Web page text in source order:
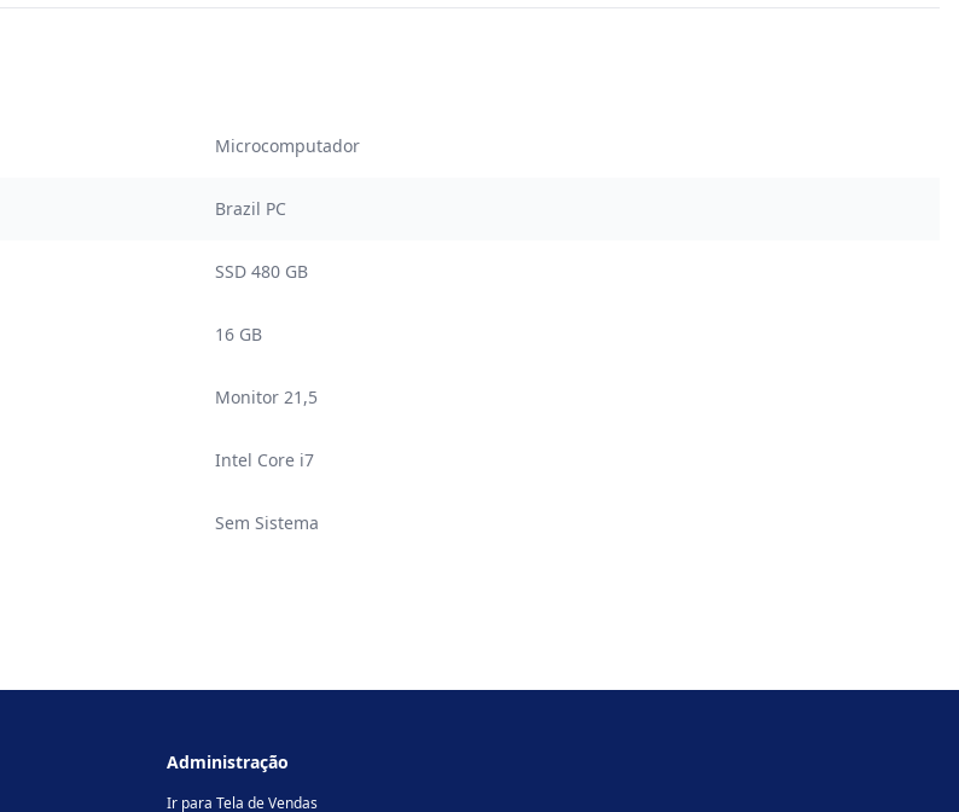
Microcomputador
Brazil PC
SSD 480 GB
16 GB
Monitor 21,5
Intel Core i7
Sem Sistema
Administração
Ir para Tela de Vendas